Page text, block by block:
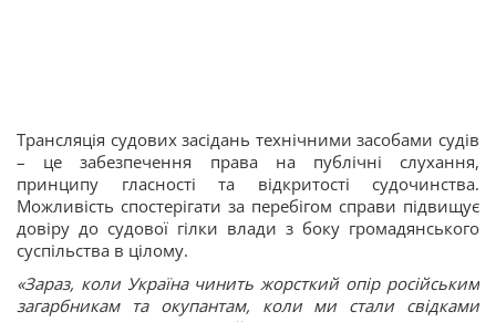
Трансляція судових засідань технічними засобами судів
– це забезпечення права на публічні слухання,
принципу гласності та відкритості судочинства.
Можливість спостерігати за перебігом справи підвищує
довіру до судової гілки влади з боку громадянського
суспільства в цілому.
«Зараз, коли Україна чинить жорсткий опір російським
загарбникам та окупантам, коли ми стали свідками